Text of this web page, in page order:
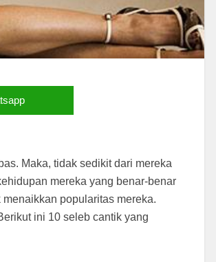
Maka, tidak sedikit dari mereka
mereka yang benar-benar
popularitas mereka.
ini 10 seleb cantik yang